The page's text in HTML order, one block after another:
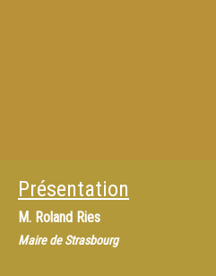
Présentation
M. Roland Ries
Maire de Strasbourg